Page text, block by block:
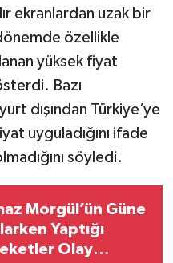
ekranlardan uzak bir
özellikle
yüksek fiyat
Bazı
dışından Türkiye’ye
uyguladığını ifade
söyledi.
Morgül’ün Güne
Yaptığı
Olay